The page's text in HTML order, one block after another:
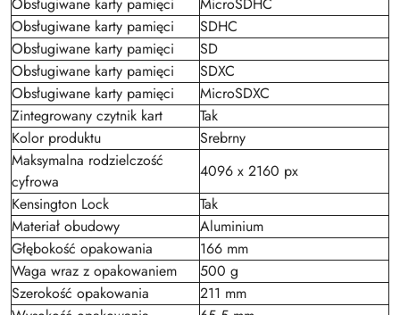
Obsługiwane karty pamięci
SDHC
Obsługiwane karty pamięci
SD
Obsługiwane karty pamięci
SDXC
Obsługiwane karty pamięci
MicroSDXC
Zintegrowany czytnik kart
Tak
Kolor produktu
Srebrny
Maksymalna rodzielczość
cyfrowa
4096 x 2160 px
Kensington Lock
Tak
Materiał obudowy
Aluminium
Głębokość opakowania
166 mm
Waga wraz z opakowaniem
500 g
Szerokość opakowania
211 mm